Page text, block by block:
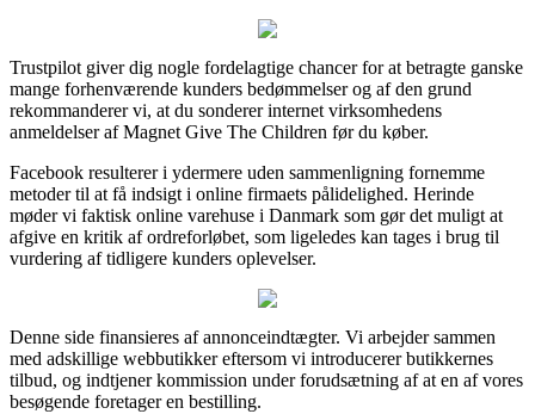
Trustpilot giver dig nogle fordelagtige chancer for at betragte ganske
mange forhenværende kunders bedømmelser og af den grund
rekommanderer vi, at du sonderer internet virksomhedens
anmeldelser af Magnet Give The Children før du køber.
Facebook resulterer i ydermere uden sammenligning fornemme
metoder til at få indsigt i online firmaets pålidelighed. Herinde
møder vi faktisk online varehuse i Danmark som gør det muligt at
afgive en kritik af ordreforløbet, som ligeledes kan tages i brug til
vurdering af tidligere kunders oplevelser.
Denne side finansieres af annonceindtægter. Vi arbejder sammen
med adskillige webbutikker eftersom vi introducerer butikkernes
tilbud, og indtjener kommission under forudsætning af at en af vores
besøgende foretager en bestilling.